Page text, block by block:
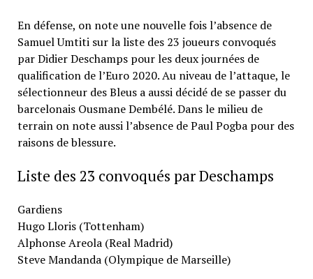
En défense, on note une nouvelle fois l’absence de
Samuel Umtiti sur la liste des 23 joueurs convoqués
par Didier Deschamps pour les deux journées de
qualification de l’Euro 2020. Au niveau de l’attaque, le
sélectionneur des Bleus a aussi décidé de se passer du
barcelonais Ousmane Dembélé. Dans le milieu de
terrain on note aussi l’absence de Paul Pogba pour des
raisons de blessure.
Liste des 23 convoqués par Deschamps
Gardiens
Hugo Lloris (Tottenham)
Alphonse Areola (Real Madrid)
Steve Mandanda (Olympique de Marseille)